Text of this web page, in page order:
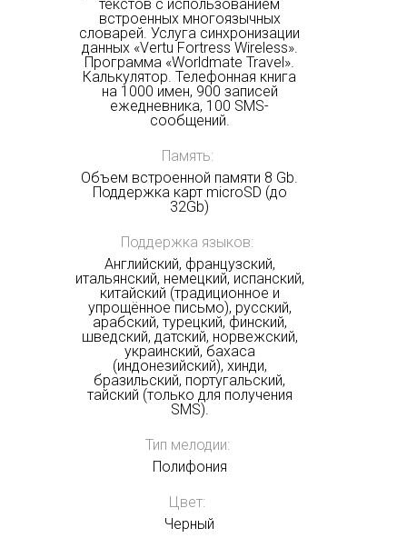
текстов с использованием
встроенных многоязычных
словарей. Услуга синхронизации
данных «Vertu Fortress Wireless».
Программа «Worldmate Travel».
Калькулятор. Телефонная книга
на 1000 имен, 900 записей
ежедневника, 100 SMS-
сообщений.
Память:
Объем встроенной памяти 8 Gb.
Поддержка карт microSD (до
32Gb)
Поддержка языков:
Английский, французский,
итальянский, немецкий, испанский,
китайский (традиционное и
упрощённое письмо), русский,
арабский, турецкий, финский,
шведский, датский, норвежский,
украинский, бахаса
(индонезийский), хинди,
бразильский, португальский,
тайский (только для получения
SMS).
Тип мелодии:
Полифония
Цвет:
Черный